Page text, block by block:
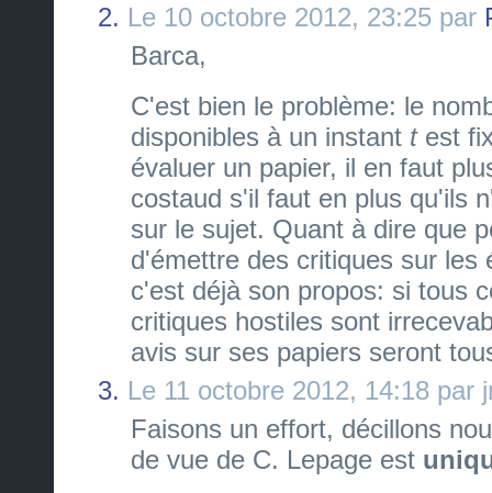
2. Le 10 octobre 2012, 23:25 par
Barca,
C'est bien le problème: le
disponibles à un instant test
évaluer un papier, il en faut
costaud s'il faut en plus qu'ils
sur le sujet. Quant à dire que
d'émettre des critiques sur les
c'est déjà son propos: si tous
critiques hostiles sont
avis sur ses papiers seront
3. Le 11 octobre 2012, 14:18 par
Faisons un effort, décillons
de vue de C. Lepage est